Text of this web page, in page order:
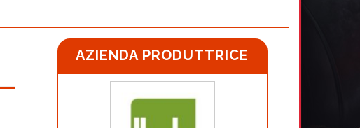
AZIENDA PRODUTTRICE